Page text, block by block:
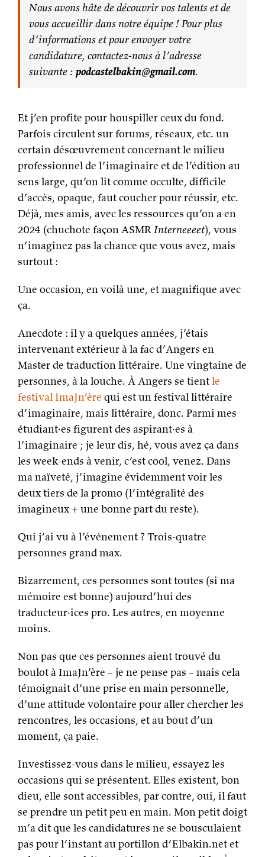
Nous avons hâte de découvrir vos talents et de
vous accueillir dans notre équipe ! Pour plus
d’informations et pour envoyer votre
candidature, contactez-nous à l’adresse
suivante : podcastelbakin@gmail.com.
Et j’en profite pour houspiller ceux du fond.
Parfois circulent sur forums, réseaux, etc. un
certain désœuvrement concernant le milieu
professionnel de l’imaginaire et de l’édition au
sens large, qu’on lit comme occulte, difficile
d’accès, opaque, faut coucher pour réussir, etc.
Déjà, mes amis, avec les ressources qu’on a en
2024 (chuchote façon ASMRInterneeeet), vous
n’imaginez pas la chance que vous avez, mais
surtout :
Une occasion, en voilà une, et magnifique avec
ça.
Anecdote : il y a quelques années, j’étais
intervenant extérieur à la fac d’Angers en
Master de traduction littéraire. Une vingtaine de
personnes, à la louche. À Angers se tientle
festival ImaJn’ère qui est un festival littéraire
d’imaginaire, mais littéraire, donc. Parmi mes
étudiant·es figurent des aspirant·es à
l’imaginaire ; je leur dis, hé, vous avez ça dans
les week-ends à venir, c’est cool, venez. Dans
ma naïveté, j’imagine évidemment voir les
deux tiers de la promo (l’intégralité des
imagineux + une bonne part du reste).
Qui j’ai vu à l’événement ? Trois-quatre
personnes grand max.
Bizarrement, ces personnes sont toutes (si ma
mémoire est bonne) aujourd’hui des
traducteur·ices pro. Les autres, en moyenne
moins.
Non pas que ces personnes aient trouvé du
boulot à ImaJn’ère – je ne pense pas – mais cela
témoignait d’une prise en main personnelle,
d’une attitude volontaire pour aller chercher les
rencontres, les occasions, et au bout d’un
moment, ça paie.
Investissez-vous dans le milieu, essayez les
occasions qui se présentent. Elles existent, bon
dieu, elle sont accessibles, par contre, oui, il faut
se prendre un petit peu en main. Mon petit doigt
m’a dit que les candidatures ne se bousculaient
pas pour l’instant au portillon d’Elbakin.net et